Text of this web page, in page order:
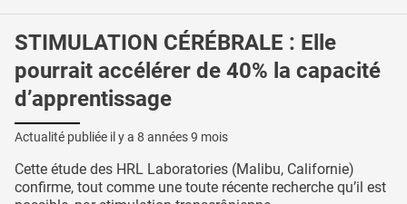
STIMULATION CÉRÉBRALE : Elle
pourrait accélérer de 40% la capacité
d’apprentissage
Actualité publiée il y a 8 années 9 mois
Cette étude des HRL Laboratories (Malibu, Californie)
confirme, tout comme une toute récente recherche qu’il est